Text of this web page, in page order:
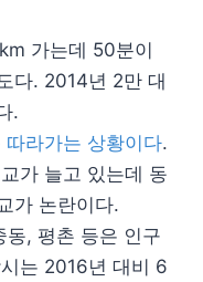
가는데 50분이
다. 2014년 2만 대
.
라가는 상황이다.
가 늘고 있는데 동
가 논란이다.
동, 평촌 등은 인구
는 2016년 대비 6